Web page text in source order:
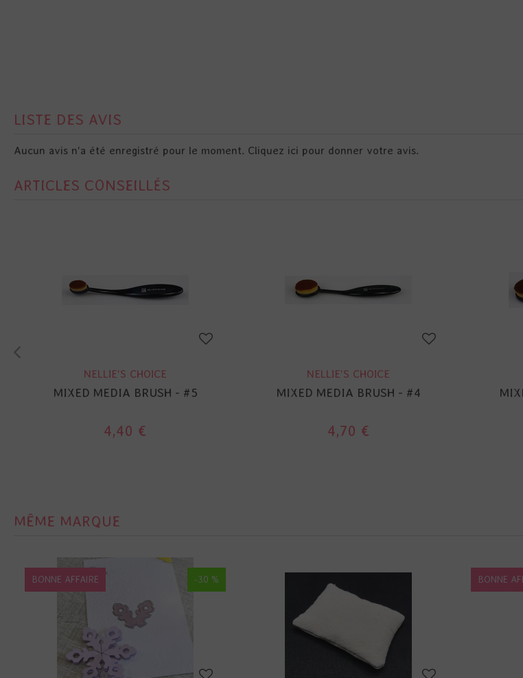
LISTE DES AVIS
Aucun avis n'a été enregistré pour le moment. Cliquez ici pour donner votre avis.
ARTICLES CONSEILLÉS
NELLIE'S CHOICE
MIXED MEDIA BRUSH - #5
4,40 €
NELLIE'S CHOICE
MIXED MEDIA BRUSH - #4
4,70 €
MÊME MARQUE
BONNE AFFAIRE -30 % BONNE